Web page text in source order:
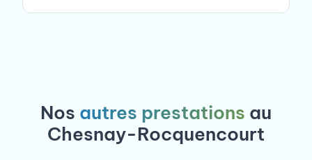
Nos autres prestations au
Chesnay-Rocquencourt